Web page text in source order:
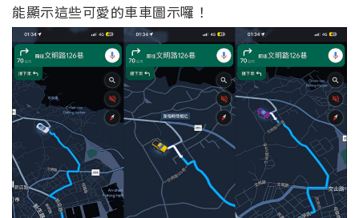
能顯示這些可愛的車車圖示囉！